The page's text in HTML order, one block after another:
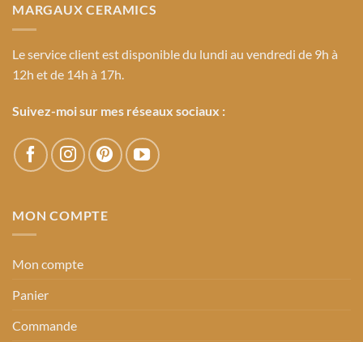
MARGAUX CERAMICS
Le service clientest disponible du lundi au vendredi de 9h à
12h et de 14h à 17h.
Suivez-moi sur mes réseaux sociaux :
MON COMPTE
Mon compte
Panier
Commande